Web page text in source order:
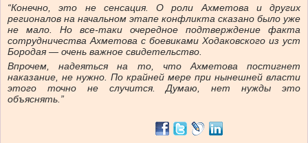
“Конечно, это не сенсация. О роли Ахметова и других
регионалов на начальном этапе конфликта сказано было уже
не мало. Но все-таки очередное подтверждение факта
сотрудничества Ахметова с боевиками Ходаковского из уст
Бородая — очень важное свидетельство.
Впрочем, надеяться на то, что Ахметова постигнет
наказание, не нужно. По крайней мере при нынешней власти
этого точно не случится. Думаю, нет нужды это
объяснять.”